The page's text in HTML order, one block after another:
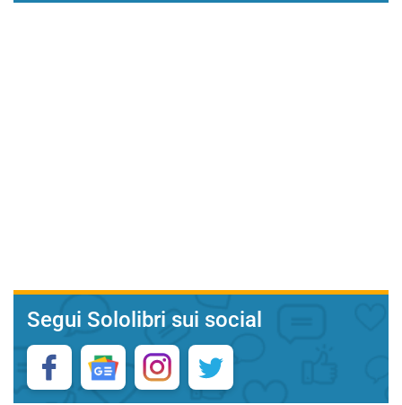
Segui Sololibri sui social